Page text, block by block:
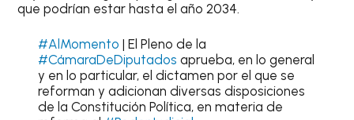
que podrían estar hasta el año 2034.
#AlMomento | El Pleno de la
#CámaraDeDiputados aprueba, en lo general
y en lo particular, el dictamen por el que se
reforman y adicionan diversas disposiciones
de la Constitución Política, en materia de